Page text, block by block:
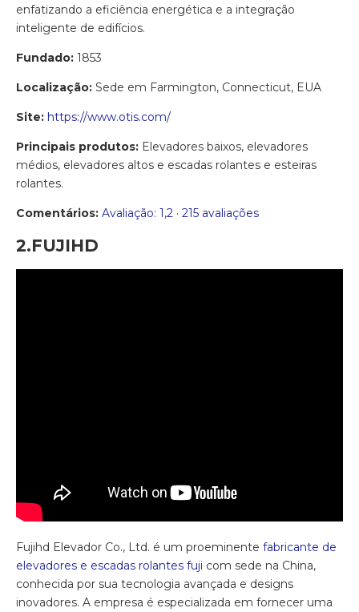
enfatizando a eficiência energética e a integração
inteligente de edifícios.
Fundado: 1853
Localização: Sede em Farmington, Connecticut, EUA
Site: https://www.otis.com/
Principais produtos: Elevadores baixos, elevadores
médios, elevadores altos e escadas rolantes e esteiras
rolantes.
Comentários: Avaliação: 1,2 · ‎215 avaliações
2.FUJIHD
Fujihd Elevador Co., Ltd. é um proeminente fabricante de
elevadores e escadas rolantes fuji com sede na China,
conhecida por sua tecnologia avançada e designs
inovadores. A empresa é especializada em fornecer uma